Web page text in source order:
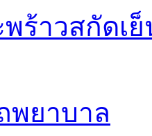
ร้าวสกัดเ
พยาบาล